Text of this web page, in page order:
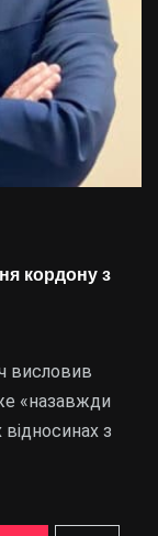
кордону з
висловив
«назавжди
з